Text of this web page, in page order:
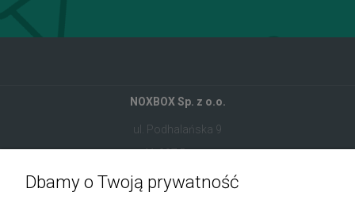
NOXBOX Sp. z o.o.
ul. Podhalańska 9
41-907 Bytom
+48 534 555 344
Dbamy o Twoją prywatność